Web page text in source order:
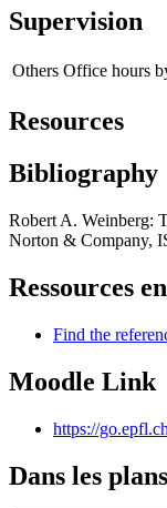
Supervision
Others Office hours
Resources
Bibliography
Robert A. Weinberg:
Norton & Company,
Ressources
Find the
Moodle Link
https://
Dans les